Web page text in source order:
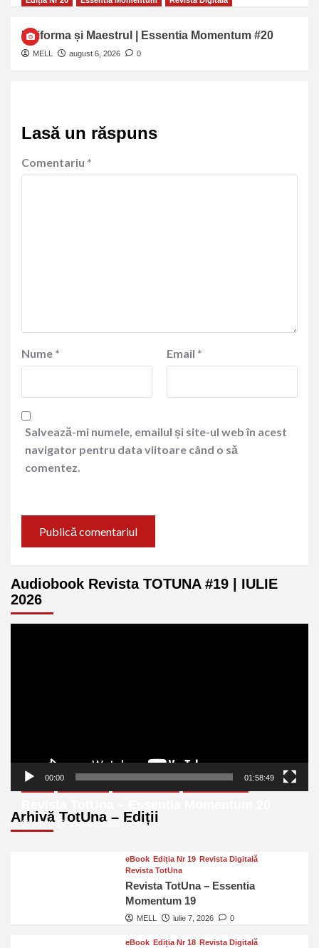
Uniforma și Maestrul | Essentia Momentum #20
MELL august 6, 2026 0
Lasă un răspuns
Comentariu *
Nume * Email *
Salvează-mi numele, emailul și site-ul web în acest
navigator pentru data viitoare când o să
comentez.
Audiobook Revista TOTUNA #19 | IULIE
2026
00:00 01:58:49
Arhivă TotUna – Ediții
MELL august 6, 2026 0
eBook Ediția Nr 19 Revista Digitală
Revista TotUna
Revista TotUna – Essentia
Momentum 19
MELL iulie 7, 2026 0
eBook Ediția Nr 18 Revista Digitală